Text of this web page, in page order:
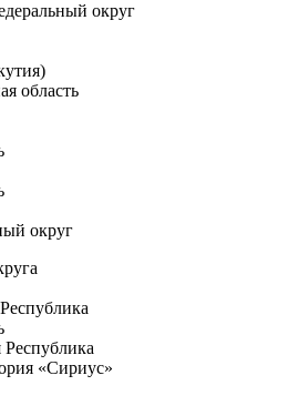
округ
область
округ
«Сириус»